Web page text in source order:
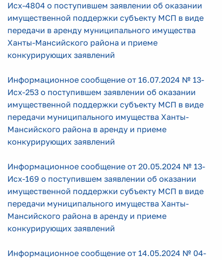
Исх-4804 о поступившем заявлении об оказании
имущественной поддержки субъекту МСП в виде
передачи в аренду муниципального имущества
Ханты-Мансийского района и приеме
конкурирующих заявлений
Информационное сообщение от 16.07.2024 № 13-
Исх-253 о поступившем заявлении об оказании
имущественной поддержки субъекту МСП в виде
передачи муниципального имущества Ханты-
Мансийского района в аренду и приеме
конкурирующих заявлений
Информационное сообщение от 20.05.2024 № 13-
Исх-169 о поступившем заявлении об оказании
имущественной поддержки субъекту МСП в виде
передачи муниципального имущества Ханты-
Мансийского района в аренду и приеме
конкурирующих заявлений
Информационное сообщение от 14.05.2024 № 04-